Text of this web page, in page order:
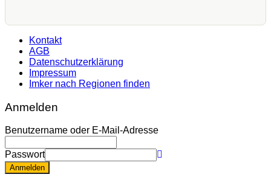
Kontakt
AGB
Datenschutzerklärung
Impressum
Imker nach Regionen finden
Anmelden
Benutzername oder E-Mail-Adresse
Passwort
Anmelden